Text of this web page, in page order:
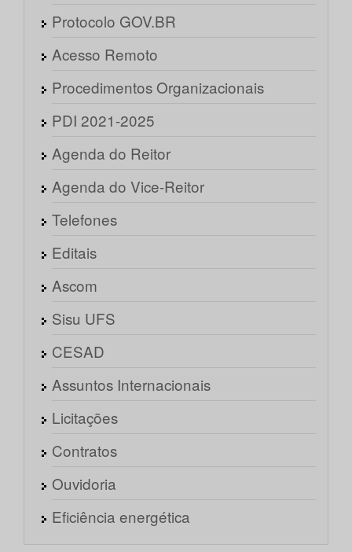
Protocolo GOV.BR
Acesso Remoto
Procedimentos Organizacionais
PDI 2021-2025
Agenda do Reitor
Agenda do Vice-Reitor
Telefones
Editais
Ascom
Sisu UFS
CESAD
Assuntos Internacionais
Licitações
Contratos
Ouvidoria
Eficiência energética